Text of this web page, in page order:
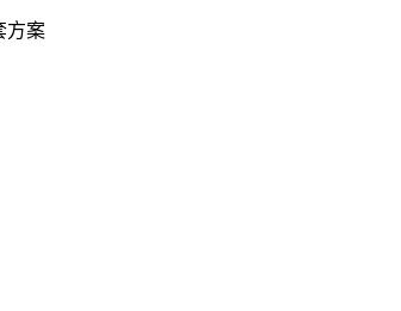
需遵循标准操作流程，包括设备开机自检
角度稳定，避免外部干扰影响测量结果。
时需避开高温、高湿环境，运输过程中注意
，保障产品符合医疗器械监管要求，并提
持其测量稳定性，同时遵守行业规范，将设